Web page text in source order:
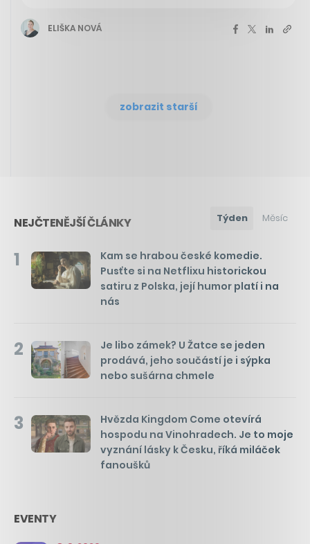
ELIŠKA NOVÁ
zobrazit starší
NEJČTENĚJŠÍ ČLÁNKY Týden Měsíc
1
Kam se hrabou české komedie.
Pusťte si na Netflixu historickou
satiru z Polska, její humor platí i na
nás
2
Je libo zámek? U Žatce se jeden
prodává, jeho součástí je i sýpka
nebo sušárna chmele
3
Hvězda Kingdom Come otevírá
hospodu na Vinohradech. Je to moje
vyznání lásky k Česku, říká miláček
fanoušků
EVENTY